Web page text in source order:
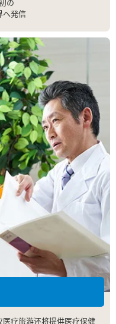
の
へ発信
疗旅游还将提供医疗保健